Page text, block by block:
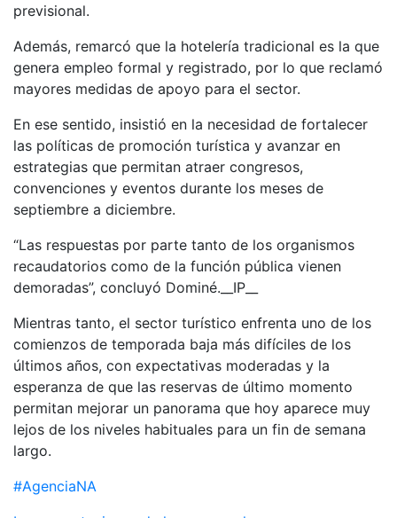
previsional.
Además, remarcó que la hotelería tradicional es la que
genera empleo formal y registrado, por lo que reclamó
mayores medidas de apoyo para el sector.
En ese sentido, insistió en la necesidad de fortalecer
las políticas de promoción turística y avanzar en
estrategias que permitan atraer congresos,
convenciones y eventos durante los meses de
septiembre a diciembre.
“Las respuestas por parte tanto de los organismos
recaudatorios como de la función pública vienen
demoradas”, concluyó Dominé.__IP__
Mientras tanto, el sector turístico enfrenta uno de los
comienzos de temporada baja más difíciles de los
últimos años, con expectativas moderadas y la
esperanza de que las reservas de último momento
permitan mejorar un panorama que hoy aparece muy
lejos de los niveles habituales para un fin de semana
largo.
#AgenciaNA